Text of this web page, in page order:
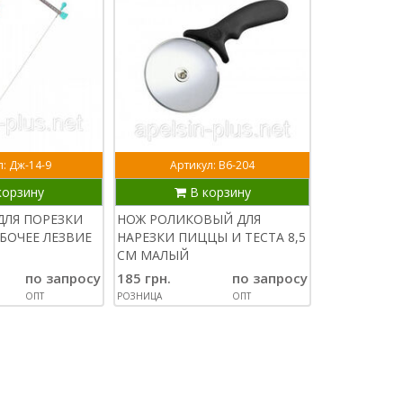
Дж-14-9
ПОРЕЗКИ
ЛЕЗВИЕ
по запросу
ОПТ
Артикул: В6-204
В корзину
НОЖ РОЛИКОВЫЙ ДЛЯ
НАРЕЗКИ ПИЦЦЫ И ТЕСТА 8,5
СМ МАЛЫЙ
185 грн.
РОЗНИЦА
по запросу
ОПТ